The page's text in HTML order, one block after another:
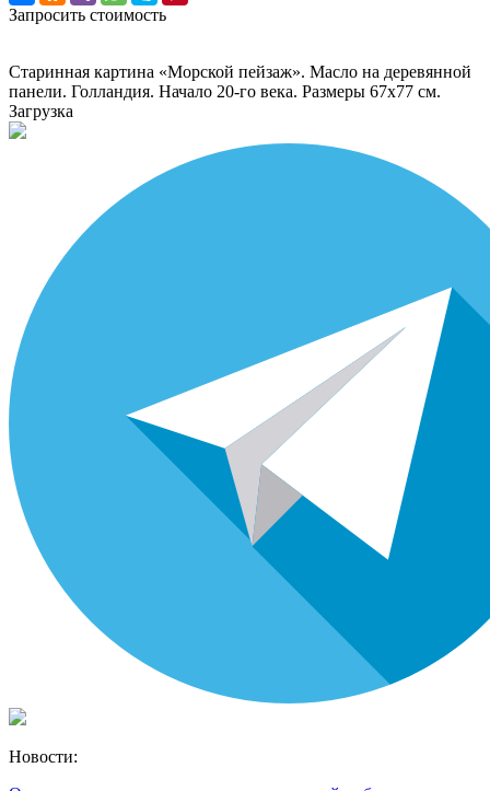
Запросить стоимость
Старинная картина «Морской пейзаж». Масло на деревянной
панели. Голландия. Начало 20-го века. Размеры 67х77 см.
Загрузка
Новости: